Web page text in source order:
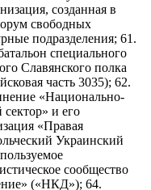
созданная в
свободных
подразделения; 61.
специального
Славянского полка
часть 3035); 62.
«Национально-
и его
«Правая
Украинский
сообщество
(«НКД»); 64.